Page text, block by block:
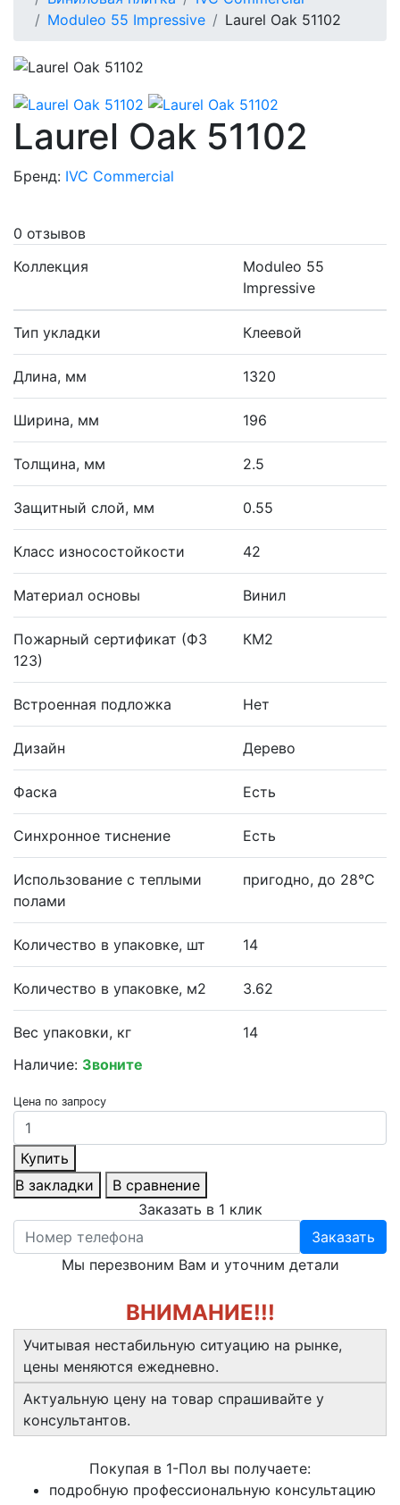
Moduleo 55 Impressive
Laurel Oak 51102
Laurel Oak 51102
Бренд: IVC Commercial
0 отзывов
Коллекция
Moduleo 55
Impressive
Тип укладки Клеевой
Длина, мм 1320
Ширина, мм 196
Толщина, мм 2.5
Защитный слой, мм 0.55
Класс износостойкости 42
Материал основы Винил
Пожарный сертификат (ФЗ
123)
КМ2
Встроенная подложка Нет
Дизайн Дерево
Фаска Есть
Синхронное тиснение Есть
Использование с теплыми
полами
пригодно, до 28°С
Количество в упаковке, шт 14
Количество в упаковке, м2 3.62
Вес упаковки, кг
14
Наличие: Звоните
Цена по запросу
Купить
В закладки
В сравнение
Заказать в 1 клик
Заказать
Мы перезвоним Вам и уточним детали
ВНИМАНИЕ!!!
Учитывая нестабильную ситуацию на рынке,
цены меняются ежедневно.
Актуальную цену на товар спрашивайте у
консультантов.
Покупая в 1-Пол вы получаете:
подробную профессиональную консультацию